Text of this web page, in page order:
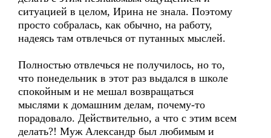
ситуацией в целом, Ирина не знала. Поэтому
просто собралась, как обычно, на работу,
надеясь там отвлечься от путанных мыслей.
Полностью отвлечься не получилось, но то,
что понедельник в этот раз выдался в школе
спокойным и не мешал возвращаться
мыслями к домашним делам, почему-то
порадовало. Действительно, а что с этим всем
делать?! Муж Александр был любимым и